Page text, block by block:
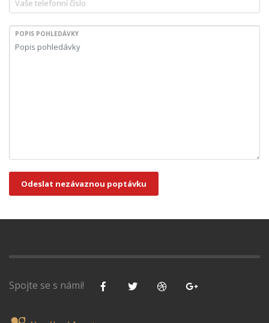
POPIS POHLEDÁVKY
Odeslat nezávaznou poptávku
Spojte se s námi!